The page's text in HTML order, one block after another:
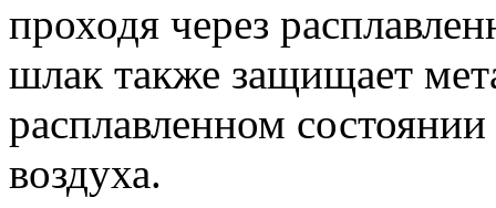
проходя через
шлак также защищает
расплавленном
воздуха.